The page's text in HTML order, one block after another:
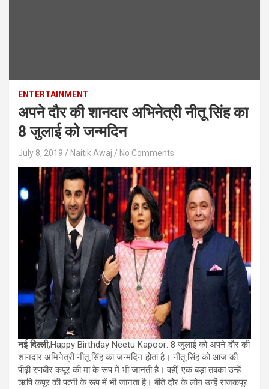
ENTERTAINMENT
अपने दौर की शानदार अभिनेत्री नीतू सिंह का
8 जुलाई को जन्मदिन
July 8, 2019 Naitik Awaj No Comments
नई दिल्ली,Happy Birthday Neetu Kapoor: 8 जुलाई को अपने दौर की
शानदार अभिनेत्री नीतू सिंह का जन्मदिन होता है। नीतू सिंह को आज की
पीढ़ी रणबीर कपूर की मां के रूप में भी जानती है। वहीं, एक बड़ा तबका उन्हें
ऋषि कपूर की पत्नी के रूप में भी जानता है। बीते दौर के लोग उन्हें राजकपूर